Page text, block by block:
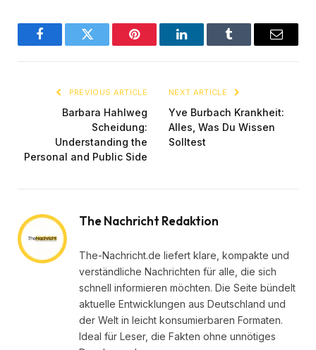
FacebookTwitter Pinterest LinkedInTumblr Email
PREVIOUS ARTICLE
Barbara Hahlweg
Scheidung:
Understanding the
Personal and Public Side
NEXT ARTICLE
Yve Burbach Krankheit:
Alles, Was Du Wissen
Solltest
The Nachricht Redaktion
The-Nachricht.de liefert klare, kompakte und
verständliche Nachrichten für alle, die sich
schnell informieren möchten. Die Seite bündelt
aktuelle Entwicklungen aus Deutschland und
der Welt in leicht konsumierbaren Formaten.
Ideal für Leser, die Fakten ohne unnötiges